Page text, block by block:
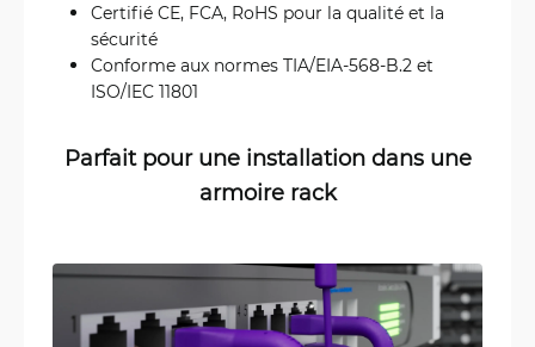
Certifié CE, FCA, RoHS pour la qualité et la
sécurité
Conforme aux normes TIA/EIA-568-B.2 et
ISO/IEC 11801
Parfait pour une installation dans une
armoire rack